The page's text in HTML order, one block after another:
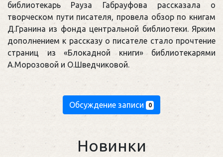
библиотекарь Рауза Габрауфова рассказала о
творческом пути писателя, провела обзор по книгам
Д.Гранина из фонда центральной библиотеки. Ярким
дополнением к рассказу о писателе стало прочтение
страниц из «Блокадной книги» библиотекарями
А.Морозовой и О.Шведчиковой.
Обсуждение записи 0
Новинки